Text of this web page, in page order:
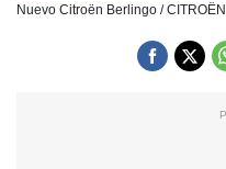
Nuevo Citroën Berlingo / CITROËN